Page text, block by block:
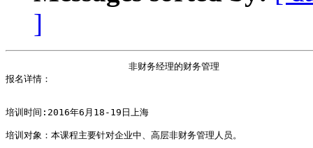
]
                      非财务经理的财务管理
报名详情：
培训时间:2016年6月18-19日上海
培训对象：本课程主要针对企业中、高层非财务管理人员。